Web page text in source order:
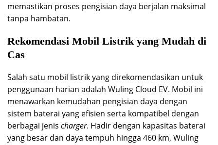
memastikan proses pengisian daya berjalan maksimal
tanpa hambatan.
Rekomendasi Mobil Listrik yang Mudah di
Cas
Salah satu mobil listrik yang direkomendasikan untuk
penggunaan harian adalah Wuling Cloud EV. Mobil ini
menawarkan kemudahan pengisian daya dengan
sistem baterai yang efisien serta kompatibel dengan
berbagai jenis charger. Hadir dengan kapasitas baterai
yang besar dan daya tempuh hingga 460 km, Wuling